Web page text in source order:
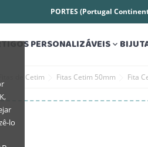
lo
PORTES (Portugal
PERSONALIZÁVEIS
Fitas de Cetim Fitas Cetim 50mm Fita